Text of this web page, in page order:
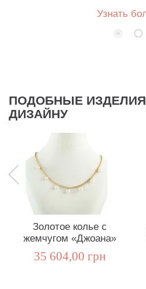
Узнать
ПОДОБНЫЕ
ДИЗАЙНУ
Золотое колье с
жемчугом «Джоана»
35 604,00 грн